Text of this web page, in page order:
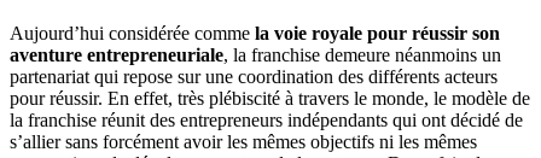
Aujourd’hui considérée comme la voie royale pour réussir son
aventure entrepreneuriale, la franchise demeure néanmoins un
partenariat qui repose sur une coordination des différents acteurs
pour réussir. En effet, très plébiscité à travers le monde, le modèle de
la franchise réunit des entrepreneurs indépendants qui ont décidé de
s’allier sans forcément avoir les mêmes objectifs ni les mêmes